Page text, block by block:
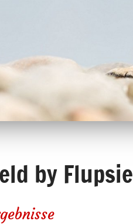
by Flupsie